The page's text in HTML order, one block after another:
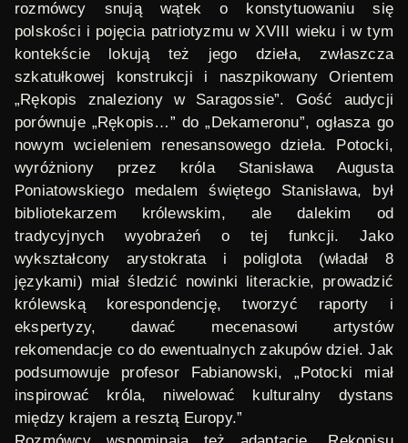
rozmówcy snują wątek o konstytuowaniu się
polskości i pojęcia patriotyzmu w XVIII wieku i w tym
kontekście lokują też jego dzieła, zwłaszcza
szkatułkowej konstrukcji i naszpikowany Orientem
„Rękopis znaleziony w Saragossie”. Gość audycji
porównuje „Rękopis…” do „Dekameronu”, ogłasza go
nowym wcieleniem renesansowego dzieła. Potocki,
wyróżniony przez króla Stanisława Augusta
Poniatowskiego medalem świętego Stanisława, był
bibliotekarzem królewskim, ale dalekim od
tradycyjnych wyobrażeń o tej funkcji. Jako
wykształcony arystokrata i poliglota (władał 8
językami) miał śledzić nowinki literackie, prowadzić
królewską korespondencję, tworzyć raporty i
ekspertyzy, dawać mecenasowi artystów
rekomendacje co do ewentualnych zakupów dzieł. Jak
podsumowuje profesor Fabianowski, „Potocki miał
inspirować króla, niwelować kulturalny dystans
między krajem a resztą Europy.”